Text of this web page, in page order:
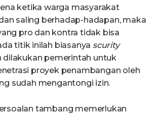
ketika warga masyarakat
saling berhadap-hadapan, maka
pro dan kontra tidak bisa
titik inilah biasanya scurity
dilakukan pemerintah untuk
proyek penambangan oleh
sudah mengantongi izin.
tambang memerlukan